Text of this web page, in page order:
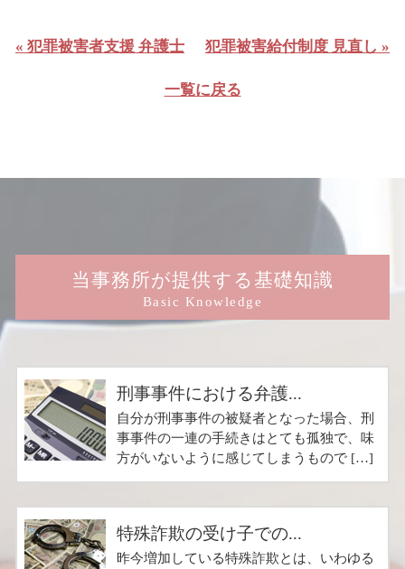
« 犯罪被害者支援 弁護士 犯罪被害給付制度 見直し »
一覧に戻る
当事務所が提供する基礎知識
Basic Knowledge
刑事事件における弁護...
自分が刑事事件の被疑者となった場合、刑
事事件の一連の手続きはとても孤独で、味
方がいないように感じてしまうもので […]
特殊詐欺の受け子での...
昨今増加している特殊詐欺とは、いわゆる